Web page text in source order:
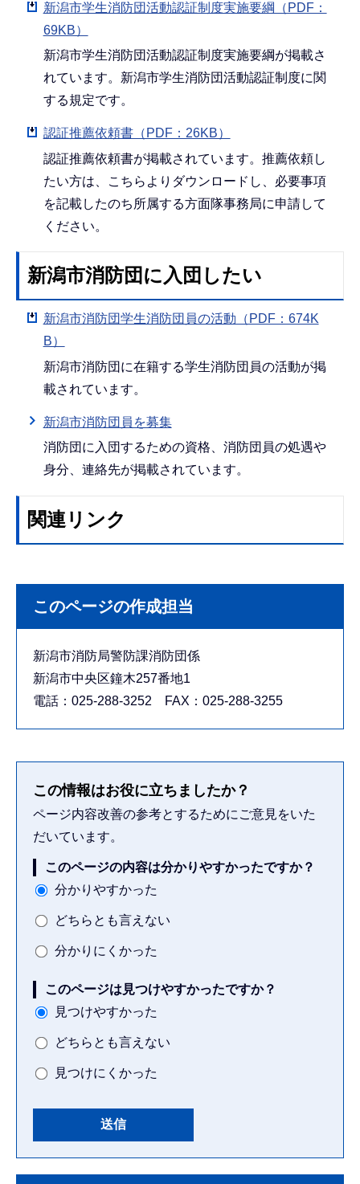
新潟市学生消防団活動認証制度実施要綱（PDF：
69KB）
新潟市学生消防団活動認証制度実施要綱が掲載さ
れています。新潟市学生消防団活動認証制度に関
する規定です。
認証推薦依頼書（PDF：26KB）
認証推薦依頼書が掲載されています。推薦依頼し
たい方は、こちらよりダウンロードし、必要事項
を記載したのち所属する方面隊事務局に申請して
ください。
新潟市消防団に入団したい
新潟市消防団学生消防団員の活動（PDF：674K
B）
新潟市消防団に在籍する学生消防団員の活動が掲
載されています。
新潟市消防団員を募集
消防団に入団するための資格、消防団員の処遇や
身分、連絡先が掲載されています。
関連リンク
このページの作成担当
新潟市消防局警防課消防団係
新潟市中央区鐘木257番地1
電話：025-288-3252 FAX：025-288-3255
この情報はお役に立ちましたか？
ページ内容改善の参考とするためにご意見をいた
だいています。
このページの内容は分かりやすかったですか？
分かりやすかった
どちらとも言えない
分かりにくかった
このページは見つけやすかったですか？
見つけやすかった
どちらとも言えない
見つけにくかった